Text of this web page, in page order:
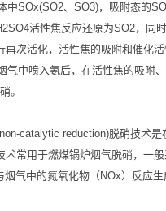
中SOx(SO2、SO3)，吸附态的
活性焦反应还原为SO2，
次活化，活性焦的吸附和催化
气中喷入氨后，在活性焦的吸附
。
catalytic reduction)脱硝技术
术常用于燃煤锅炉烟气脱硝，一
烟气中的氮氧化物（NOx）反应